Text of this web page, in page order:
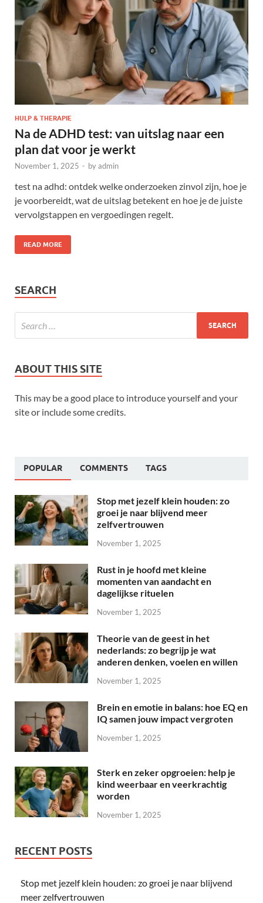
HULP & THERAPIE
Na de ADHD test: van uitslag naar een
plan dat voor je werkt
November 1, 2025 - byadmin
test na adhd: ontdek welke onderzoeken zinvol zijn, hoe je
je voorbereidt, wat de uitslag betekent en hoe je de juiste
vervolgstappen en vergoedingen regelt.
READ MORE
SEARCH
ABOUT THIS SITE
This may be a good place to introduce yourself and your
site or include some credits.
POPULAR COMMENTS TAGS
Stop met jezelf klein houden: zo
groei je naar blijvend meer
zelfvertrouwen
November 1, 2025
Rust in je hoofd met kleine
momenten van aandacht en
dagelijkse rituelen
November 1, 2025
Theorie van de geest in het
nederlands: zo begrijp je wat
anderen denken, voelen en willen
November 1, 2025
Brein en emotie in balans: hoe EQ en
IQ samen jouw impact vergroten
November 1, 2025
Sterk en zeker opgroeien: help je
kind weerbaar en veerkrachtig
worden
November 1, 2025
RECENT POSTS
Stop met jezelf klein houden: zo groei je naar blijvend
meer zelfvertrouwen